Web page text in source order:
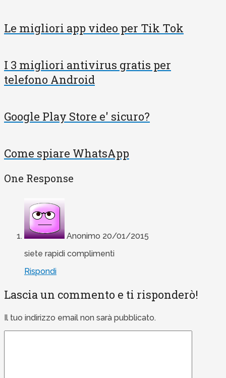
Le migliori app video per Tik Tok
I 3 migliori antivirus gratis per
telefono Android
Google Play Store e' sicuro?
Come spiare WhatsApp
One Response
Anonimo 20/01/2015
siete rapidi complimenti
Rispondi
Lascia un commento e ti risponderò!
Il tuo indirizzo email non sarà pubblicato.